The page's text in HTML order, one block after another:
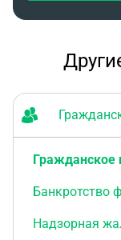
Гражданское
Банкротство
Надзорная